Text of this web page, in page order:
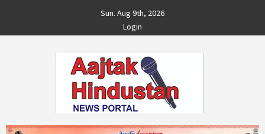
content
Sun. Aug 9th, 2026
Login